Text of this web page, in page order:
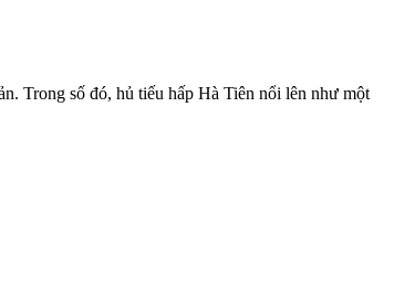
Trong số đó, hủ tiếu hấp Hà Tiên nổi lên như một